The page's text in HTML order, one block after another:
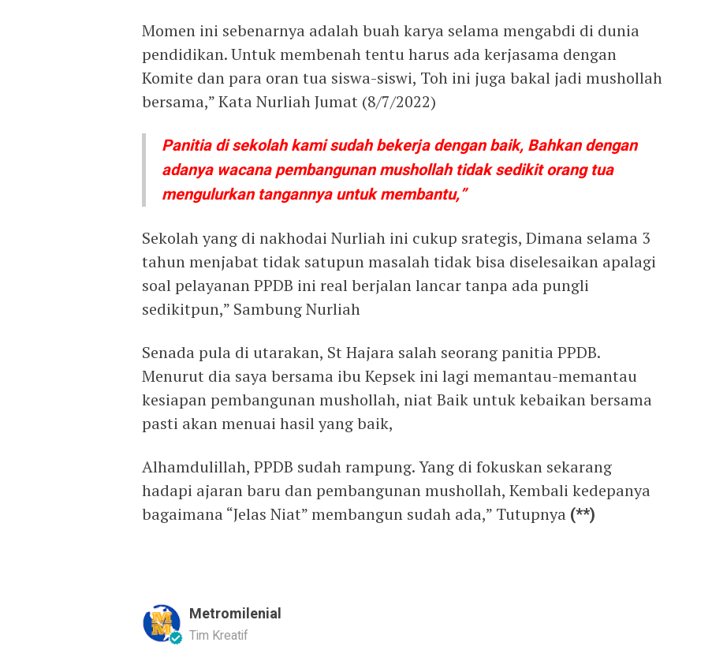
Momen ini sebenarnya adalah buah karya selama mengabdi di dunia
pendidikan. Untuk membenah tentu harus ada kerjasama dengan
Komite dan para oran tua siswa-siswi, Toh ini juga bakal jadi mushollah
bersama,” Kata Nurliah Jumat (8/7/2022)
Panitia di sekolah kami sudah bekerja dengan baik, Bahkan dengan
adanya wacana pembangunan mushollah tidak sedikit orang tua
mengulurkan tangannya untuk membantu,”
Sekolah yang di nakhodai Nurliah ini cukup srategis, Dimana selama 3
tahun menjabat tidak satupun masalah tidak bisa diselesaikan apalagi
soal pelayanan PPDB ini real berjalan lancar tanpa ada pungli
sedikitpun,” Sambung Nurliah
Senada pula di utarakan, St Hajara salah seorang panitia PPDB.
Menurut dia saya bersama ibu Kepsek ini lagi memantau-memantau
kesiapan pembangunan mushollah, niat Baik untuk kebaikan bersama
pasti akan menuai hasil yang baik,
Alhamdulillah, PPDB sudah rampung. Yang di fokuskan sekarang
hadapi ajaran baru dan pembangunan mushollah, Kembali kedepanya
bagaimana “Jelas Niat” membangun sudah ada,” Tutupnya (**)
Metromilenial
Tim Kreatif